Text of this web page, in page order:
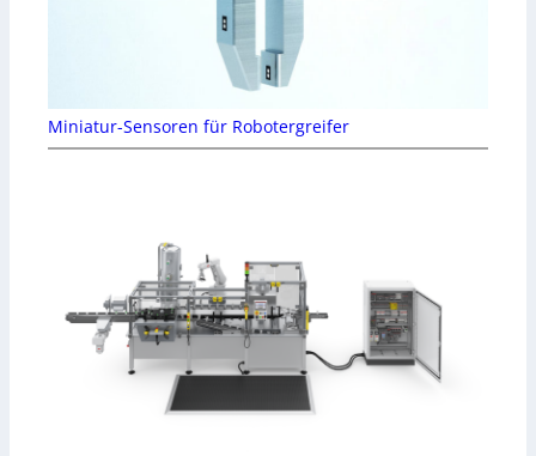
Miniatur-Sensoren für Robotergreifer